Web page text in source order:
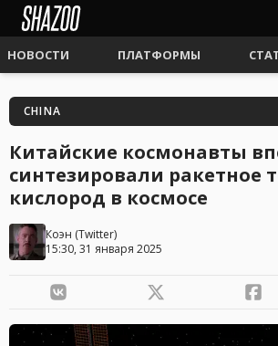
НОВОСТИ ПЛАТФОРМЫ
CHINA
Китайские космонавты
синтезировали ракетное
кислород в космосе
Коэн (Twitter)
15:30, 31 января 2025